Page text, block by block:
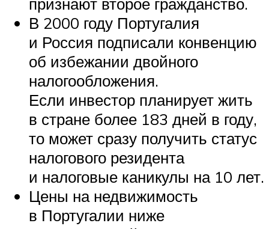
В 2000 году Португалия
и Россия подписали конвенцию
об избежании двойного
налогообложения.
Если инвестор планирует жить
в стране более 183 дней в году,
то может сразу получить статус
налогового резидента
и налоговые каникулы на 10 лет.
Цены на недвижимость
в Португалии ниже